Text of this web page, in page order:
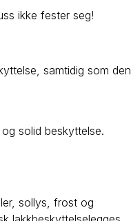
ikke fester seg!
samtidig som den
solid beskyttelse.
sollys, frost og